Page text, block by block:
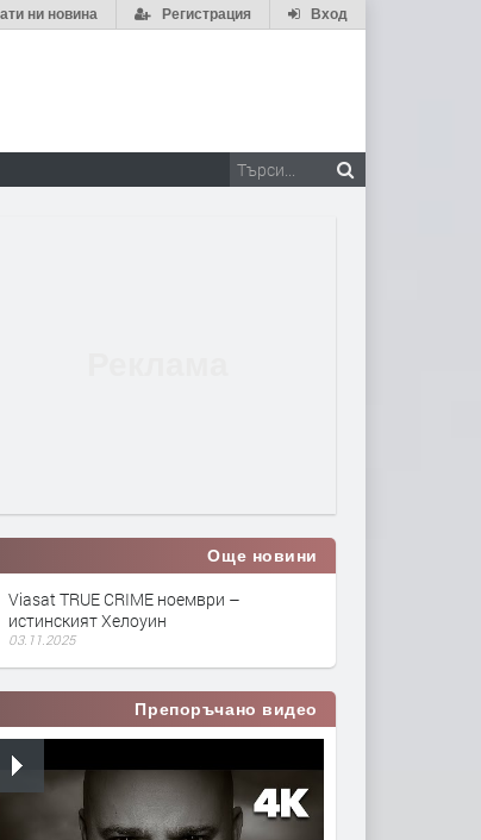
Вход
Регистрация
ни новина
Още новини
Viasat TRUE CRIME ноември –
истинският Хелоуин
03.11.2025
Препоръчано видео